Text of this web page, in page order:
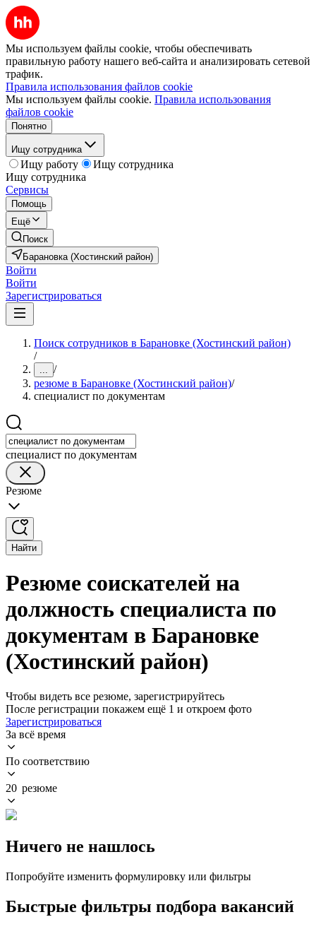
Мы используем файлы cookie, чтобы обеспечивать
правильную работу нашего веб-сайта и анализировать сетевой
трафик.
Правила использования файлов cookie
Мы используем файлы cookie. Правила использования
файлов cookie
Понятно
Ищу сотрудника
Ищу работу
Ищу сотрудника
Ищу сотрудника
Сервисы
Помощь
Ещё
Поиск
Барановка (Хостинский район)
Войти
Войти
Зарегистрироваться
Поиск сотрудников в Барановке (Хостинский район)
/
... /
резюме в Барановке (Хостинский район)/
специалист по документам
специалист по документам
Резюме
Найти
Резюме соискателей на
должность специалиста по
документам в Барановке
(Хостинский район)
Чтобы видеть все резюме, зарегистрируйтесь
После регистрации покажем ещё 1 и откроем фото
Зарегистрироваться
За всё время
По соответствию
20 резюме
Ничего не нашлось
Попробуйте изменить формулировку или фильтры
Быстрые фильтры подбора вакансий